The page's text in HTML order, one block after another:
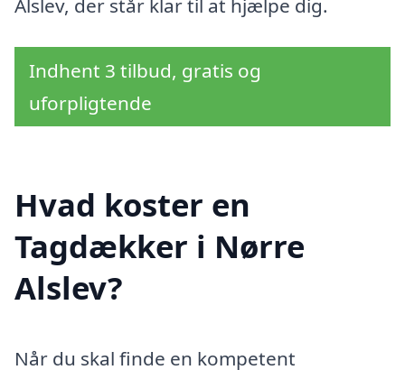
Alslev, der står klar til at hjælpe dig.
Indhent 3 tilbud, gratis og
uforpligtende
Hvad koster en
Tagdækker i Nørre
Alslev?
Når du skal finde en kompetent